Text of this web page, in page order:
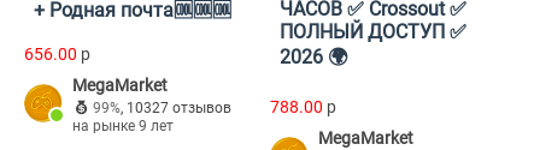
+ Родная почта🆒🆒🆒
656.00 p
MegaMarket
99%, 10327 отзывов
на рынке 9 лет
ЧАСОВ ✅ Crossout ✅
ПОЛНЫЙ ДОСТУП ✅
2026 🌍
788.00 p
MegaMarket